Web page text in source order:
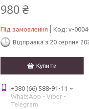
980 ₴
Під замовлення Код: v-
Відправка з 20 серпня
Купити
+380 (66) 588-91-11
WhatsApp - Viber -
Telegram